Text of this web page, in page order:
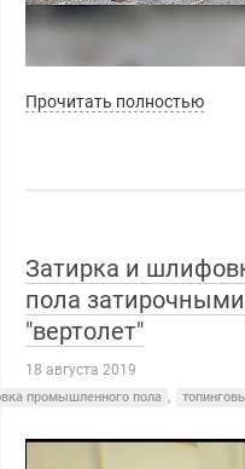
Прочитать полностью
Затирка и
пола
"вертолет"
18 августа 2019
промышленного пола ,